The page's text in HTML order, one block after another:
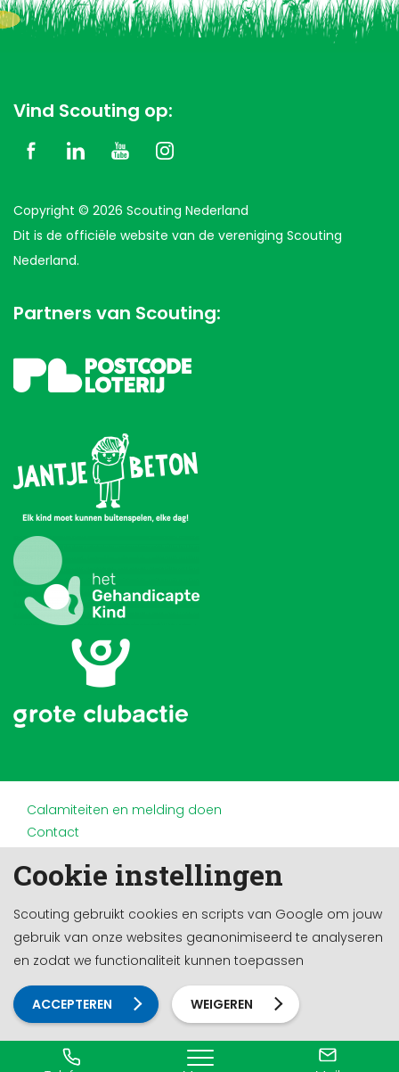
Cookie instellingen
Scouting gebruikt cookies en scripts van Google om jouw
gebruik van onze websites geanonimiseerd te analyseren
en zodat we functionaliteit kunnen toepassen
ACCEPTEREN WEIGEREN
Vind Scouting op:
Copyright © 2026 Scouting Nederland
Dit is de officiële website van de vereniging Scouting
Nederland.
Partners van Scouting:
Calamiteiten en melding doen
Contact
Doneren en nalaten
Privacy
Werken bij
Cookie-instellingen
Ontwikkeld door a&m impact